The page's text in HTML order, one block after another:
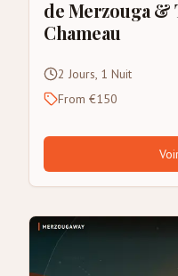
de Merzouga &
Chameau
2 Jours, 1 Nuit
From €150